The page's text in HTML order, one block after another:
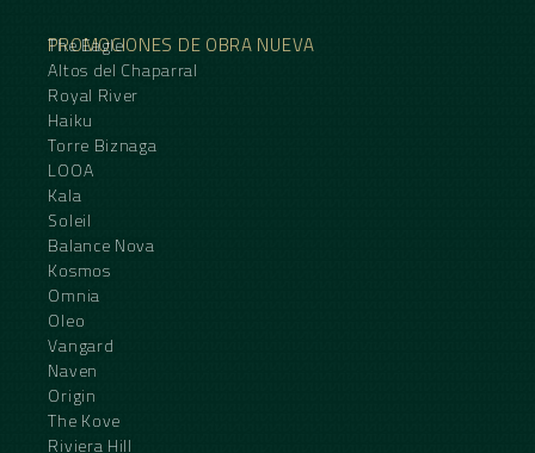
PROMOCIONES DE OBRA NUEVA
The Eagle
Altos del Chaparral
Royal River
Haiku
Torre Biznaga
LOOA
Kala
Soleil
Balance Nova
Kosmos
Omnia
Oleo
Vangard
Naven
Origin
The Kove
Riviera Hill